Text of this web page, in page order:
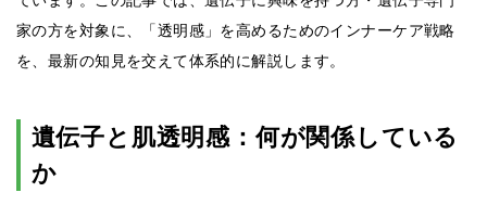
家の方を対象に、「透明感」を高めるためのインナーケア戦略
を、最新の知見を交えて体系的に解説します。
遺伝子と肌透明感：何が関係している
か